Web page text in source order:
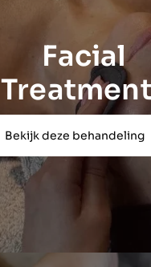
Facial
Bekijk deze behandeling